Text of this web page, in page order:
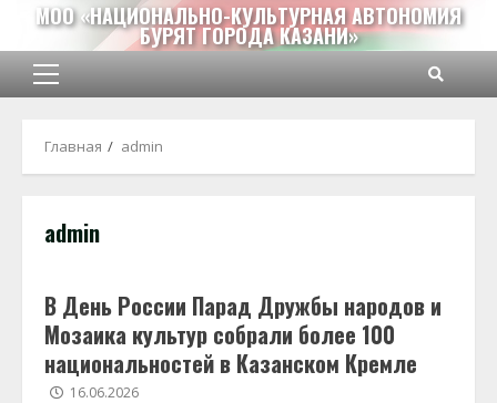
Перейти
содержимому
МОО «НАЦИОНАЛЬНО-КУЛЬТУРНАЯ АВТОНОМИЯ
БУРЯТ ГОРОДА КАЗАНИ»
Основное
Главная admin
admin
В День России Парад Дружбы народов и
Мозаика культур собрали более 100
национальностей в Казанском Кремле
16.06.2026